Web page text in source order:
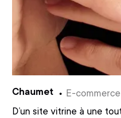
Chaumet
E-
D’un site vitrine à une